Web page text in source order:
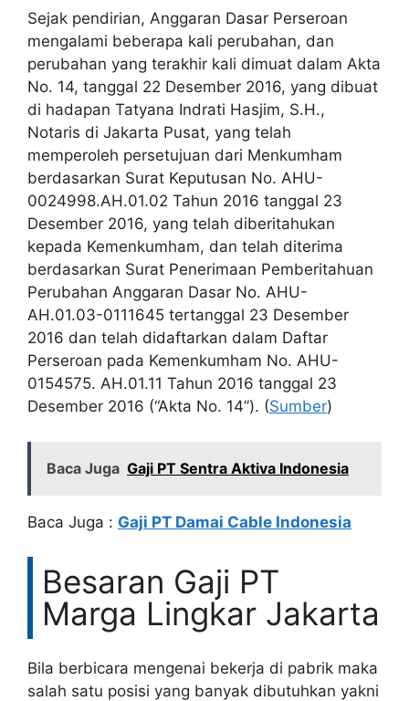
Sejak pendirian, Anggaran Dasar Perseroan
mengalami beberapa kali perubahan, dan
perubahan yang terakhir kali dimuat dalam Akta
No. 14, tanggal 22 Desember 2016, yang dibuat
di hadapan Tatyana Indrati Hasjim, S.H.,
Notaris di Jakarta Pusat, yang telah
memperoleh persetujuan dari Menkumham
berdasarkan Surat Keputusan No. AHU-
0024998.AH.01.02 Tahun 2016 tanggal 23
Desember 2016, yang telah diberitahukan
kepada Kemenkumham, dan telah diterima
berdasarkan Surat Penerimaan Pemberitahuan
Perubahan Anggaran Dasar No. AHU-
AH.01.03-0111645 tertanggal 23 Desember
2016 dan telah didaftarkan dalam Daftar
Perseroan pada Kemenkumham No. AHU-
0154575. AH.01.11 Tahun 2016 tanggal 23
Desember 2016 (“Akta No. 14”). (Sumber)
Baca Juga Gaji PT Sentra Aktiva Indonesia
Baca Juga : Gaji PT Damai Cable Indonesia
Besaran Gaji PT
Marga Lingkar Jakarta
Bila berbicara mengenai bekerja di pabrik maka
salah satu posisi yang banyak dibutuhkan yakni